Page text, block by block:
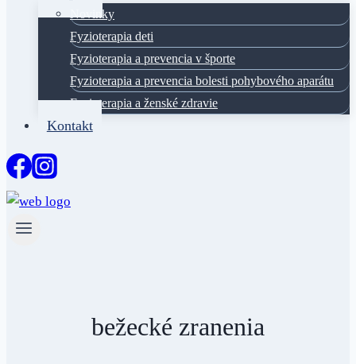
Novinky
Fyzioterapia deti
Fyzioterapia a prevencia v športe
Fyzioterapia a prevencia bolesti pohybového aparátu
Fyzioterapia a ženské zdravie
Kontakt
bežecké zranenia